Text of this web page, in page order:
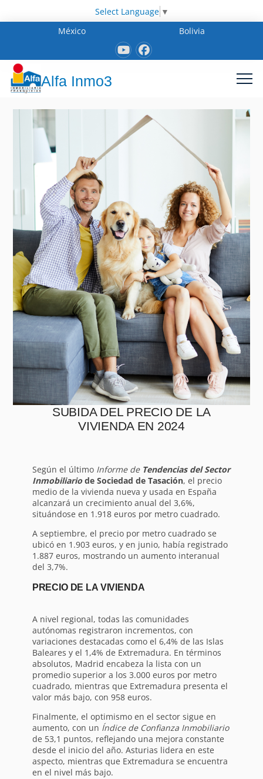
Select Language ▼
México
Bolivia
Alfa Inmo3
SUBIDA DEL PRECIO DE LA
VIVIENDA EN 2024
Según el último Informe de Tendencias del Sector
Inmobiliariode Sociedad de Tasación, el precio
medio de la vivienda nueva y usada en España
alcanzará un crecimiento anual del 3,6%,
situándose en 1.918 euros por metro cuadrado.
A septiembre, el precio por metro cuadrado se
ubicó en 1.903 euros, y en junio, había registrado
1.887 euros, mostrando un aumento interanual
del 3,7%.
PRECIO DE LA VIVIENDA
A nivel regional, todas las comunidades
autónomas registraron incrementos, con
variaciones destacadas como el 6,4% de las Islas
Baleares y el 1,4% de Extremadura. En términos
absolutos, Madrid encabeza la lista con un
promedio superior a los 3.000 euros por metro
cuadrado, mientras que Extremadura presenta el
valor más bajo, con 958 euros.
Finalmente, el optimismo en el sector sigue en
aumento, con un Índice de Confianza Inmobiliario
de 53,1 puntos, reflejando una mejora constante
desde el inicio del año. Asturias lidera en este
aspecto, mientras que Extremadura se encuentra
en el nivel más bajo.